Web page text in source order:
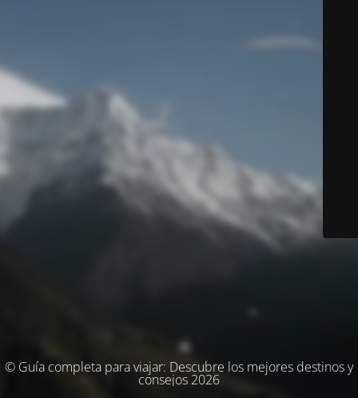
© Guía completa para viajar: Descubre los mejores destinos y
consejos 2026